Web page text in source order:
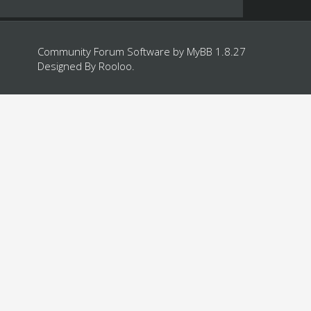
Community Forum Software by MyBB 1.8.27
Designed By Rooloo.